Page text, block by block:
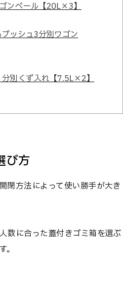
ンペール【20L×3】
ッシュ3分別ワゴン
分別くず入れ【7.5L×2】
び方
閉方法によって使い勝手が大き
数に合った蓋付きゴミ箱を選ぶ